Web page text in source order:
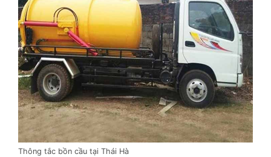
Thông tắc bồn cầu tại Thái Hà